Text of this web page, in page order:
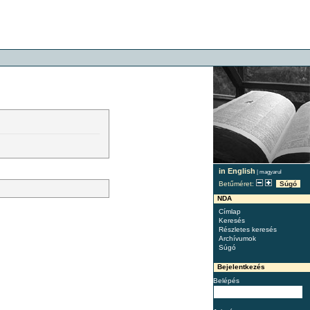
in English | magyarul
Betűméret:
Súgó
NDA
Címlap
Keresés
Részletes keresés
Archívumok
Súgó
Bejelentkezés
Belépés